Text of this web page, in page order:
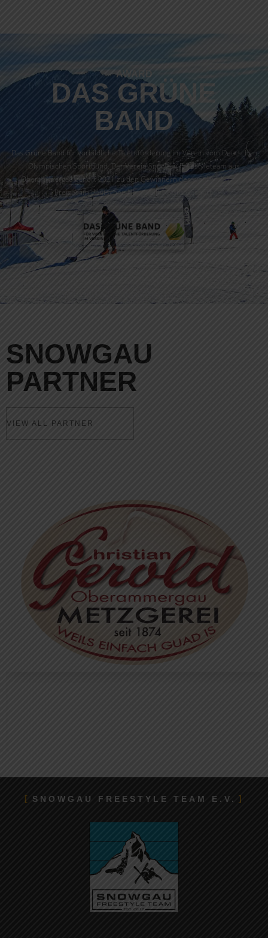
AWARD
DAS GRÜNE
BAND
Das Grüne Band für vorbildliche Talentförderung im Verein vom Deutschen
Olympischen Sportbund. Der Verein Snowgau Freestyleteam aus
Oberammergau gehört 2021 zu den Gewinnern des wohl wichtigsten
Preises im deutschen Nachwuchsleistungssport.
SNOWGAU
PARTNER
VIEW ALL PARTNER
SNOWGAU FREESTYLE TEAM E.V.